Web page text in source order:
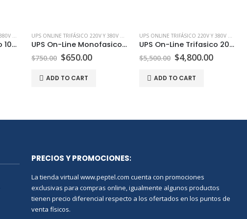
UPS ONLINE TRIFÁSICO 220V Y 380V EN PERÚ | PEPTEL
UPS On-Line Trifasico 10KW 380V
UPS ONLINE TRIFÁSICO 220V Y 380V EN PERÚ | PEPTEL
UPS On-Line Monofasico 2000W
$750.00 $650.00
ADD TO CART
UPS ONLINE TRIFÁSICO 220V Y 380V EN PERÚ | PEPTEL
UPS On-Line Trifasico 20KW 380V
$5,500.00 $4,800.00
ADD TO CART
PRECIOS Y PROMOCIONES:
La tienda virtual www.peptel.com cuenta con promociones
exclusivas para compras online, igualmente algunos productos
tienen precio diferencial respecto a los ofertados en los puntos de
venta físicos.